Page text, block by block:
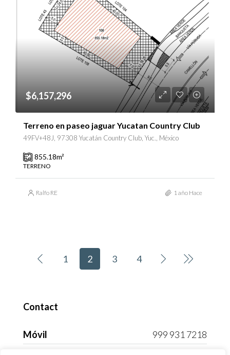
$6,157,296
Terreno en paseo jaguar Yucatan Country Club
49FV+48J, 97308 Yucatán Country Club, Yuc., México
855.18m²
TERRENO
Ralfo RE 1 año Hace
1 2 3 4
Contact
Móvil
999 931 7218